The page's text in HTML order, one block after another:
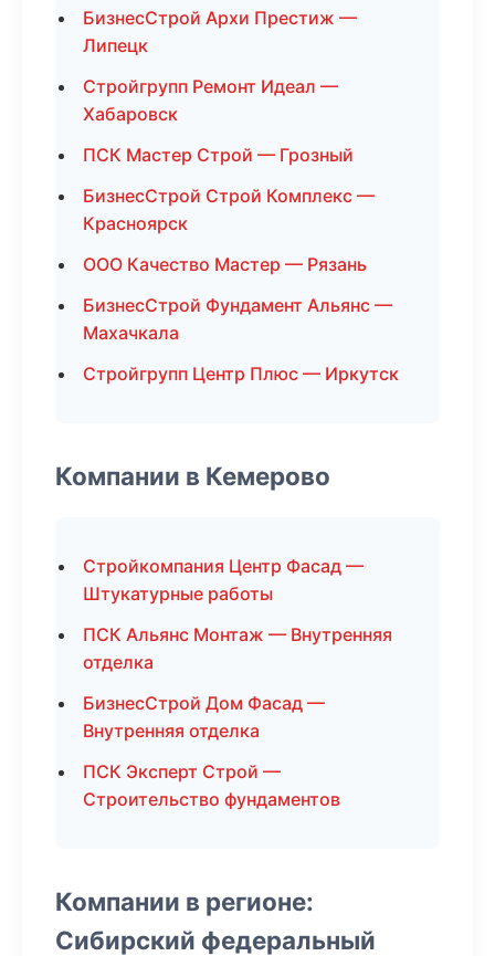
БизнесСтрой Архи Престиж —
Липецк
Стройгрупп Ремонт Идеал —
Хабаровск
ПСК Мастер Строй — Грозный
БизнесСтрой Строй Комплекс —
Красноярск
ООО Качество Мастер — Рязань
БизнесСтрой Фундамент Альянс —
Махачкала
Стройгрупп Центр Плюс — Иркутск
Компании в Кемерово
Стройкомпания Центр Фасад —
Штукатурные работы
ПСК Альянс Монтаж — Внутренняя
отделка
БизнесСтрой Дом Фасад —
Внутренняя отделка
ПСК Эксперт Строй —
Строительство фундаментов
Компании в регионе:
Сибирский федеральный